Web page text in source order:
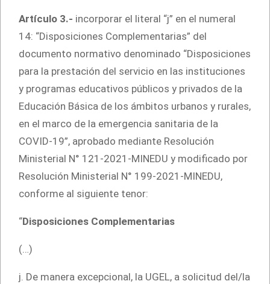
Artículo 3.- incorporar el literal “j” en el numeral
14: “Disposiciones Complementarias” del
documento normativo denominado “Disposiciones
para la prestación del servicio en las instituciones
y programas educativos públicos y privados de la
Educación Básica de los ámbitos urbanos y rurales,
en el marco de la emergencia sanitaria de la
COVID-19”, aprobado mediante Resolución
Ministerial N° 121-2021-MINEDU y modificado por
Resolución Ministerial N° 199-2021-MINEDU,
conforme al siguiente tenor:
“Disposiciones Complementarias
(…)
j. De manera excepcional, la UGEL, a solicitud del/la